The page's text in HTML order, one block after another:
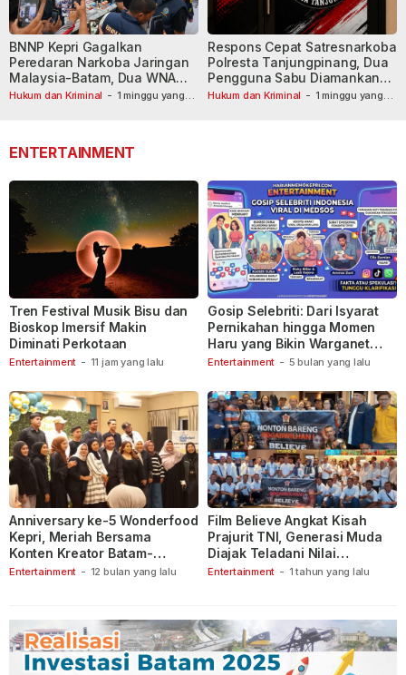
Hukum dan Kriminal - 1 minggu yang
BNNP Kepri Gagalkan
Peredaran Narkoba Jaringan
Malaysia-Batam, Dua WNA
Masih Diburu
Hukum dan Kriminal - 1 minggu yang
Respons Cepat Satresnarkoba
Polresta Tanjungpinang, Dua
Pengguna Sabu Diamankan
Usai Dilaporkan ke Call Center
ENTERTAINMENT
Entertainment - 11 jam yang lalu
Tren Festival Musik Bisu dan
Bioskop Imersif Makin
Diminati Perkotaan
Entertainment - 5 bulan yang lalu
Gosip Selebriti: Dari Isyarat
Pernikahan hingga Momen
Haru yang Bikin Warganet
Berspekulasi
Entertainment - 12 bulan yang lalu
Anniversary ke-5 Wonderfood
Kepri, Meriah Bersama
Konten Kreator Batam-
Tanjungpinang
Entertainment - 1 tahun yang lalu
Film Believe Angkat Kisah
Prajurit TNI, Generasi Muda
Diajak Teladani Nilai
Keberanian